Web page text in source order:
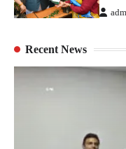
Recent News